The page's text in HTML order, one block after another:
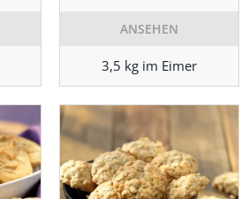
ANSEHEN
3,5 kg im Eimer